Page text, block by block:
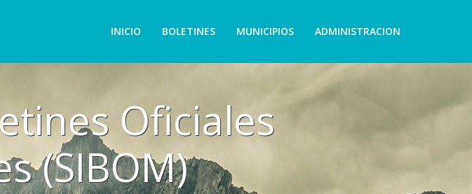
INICIO BOLETINES MUNICIPIOS ADMINISTRACION
Oficiales
(SIBOM)